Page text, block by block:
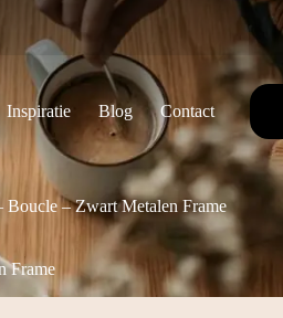
Inspiratie Blog Contact
– Zwart Metalen Frame
Frame